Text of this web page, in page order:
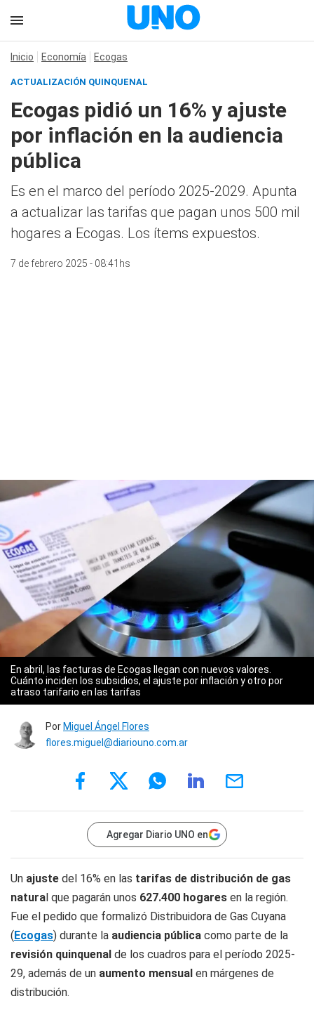
Inicio Economía Ecogas
ACTUALIZACIÓN QUINQUENAL
Ecogas pidió un 16% y ajuste
por inflación en la audiencia
pública
Es en el marco del período 2025-2029. Apunta
a actualizar las tarifas que pagan unos 500 mil
hogares a Ecogas. Los ítems expuestos.
7 de febrero 2025 - 08:41hs
En abril, las facturas de Ecogas llegan con nuevos valores.
Cuánto inciden los subsidios, el ajuste por inflación y otro por
atraso tarifario en las tarifas
Por Miguel Ángel Flores
flores.miguel@diariouno.com.ar
Agregar Diario UNO en
Un ajuste del 16% en las tarifas de distribución de gas
natural que pagarán unos 627.400 hogares en la región.
Fue el pedido que formalizó Distribuidora de Gas Cuyana
(Ecogas) durante la audiencia pública como parte de la
revisión quinquenal de los cuadros para el período 2025-
29, además de un aumento mensual en márgenes de
distribución.